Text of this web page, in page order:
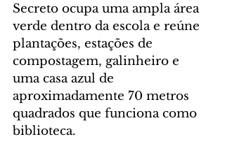
Secreto ocupa uma ampla área
verde dentro da escola e reúne
plantações, estações de
compostagem, galinheiro e
uma casa azul de
aproximadamente 70 metros
quadrados que funciona como
biblioteca.